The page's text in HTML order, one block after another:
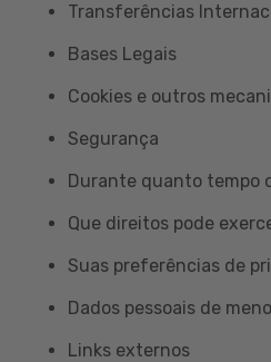
Transferências
Bases Legais
Cookies e outros
Segurança
Durante quanto tempo
Que direitos pode
Suas preferências de
Dados pessoais de
Links externos